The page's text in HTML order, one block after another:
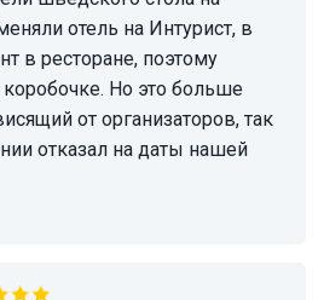
отель на Интурист, в
в ресторане, поэтому
Но это больше
от организаторов, так
отказал на даты нашей